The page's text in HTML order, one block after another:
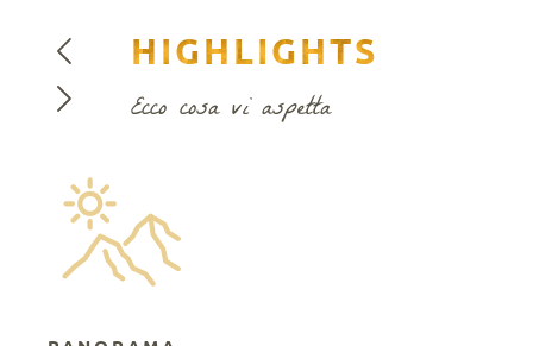
HIGHLIGHTS
Ecco cosa vi aspetta